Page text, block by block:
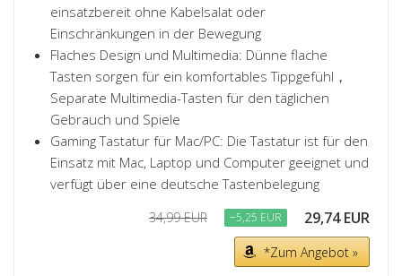
einsatzbereit ohne Kabelsalat oder
Einschränkungen in der Bewegung
Flaches Design und Multimedia: Dünne flache
Tasten sorgen für ein komfortables Tippgefühl，
Separate Multimedia-Tasten für den täglichen
Gebrauch und Spiele
Gaming Tastatur für Mac/PC: Die Tastatur ist für den
Einsatz mit Mac, Laptop und Computer geeignet und
verfügt über eine deutsche Tastenbelegung
34,99 EUR −5,25 EUR 29,74 EUR
*Zum Angebot »